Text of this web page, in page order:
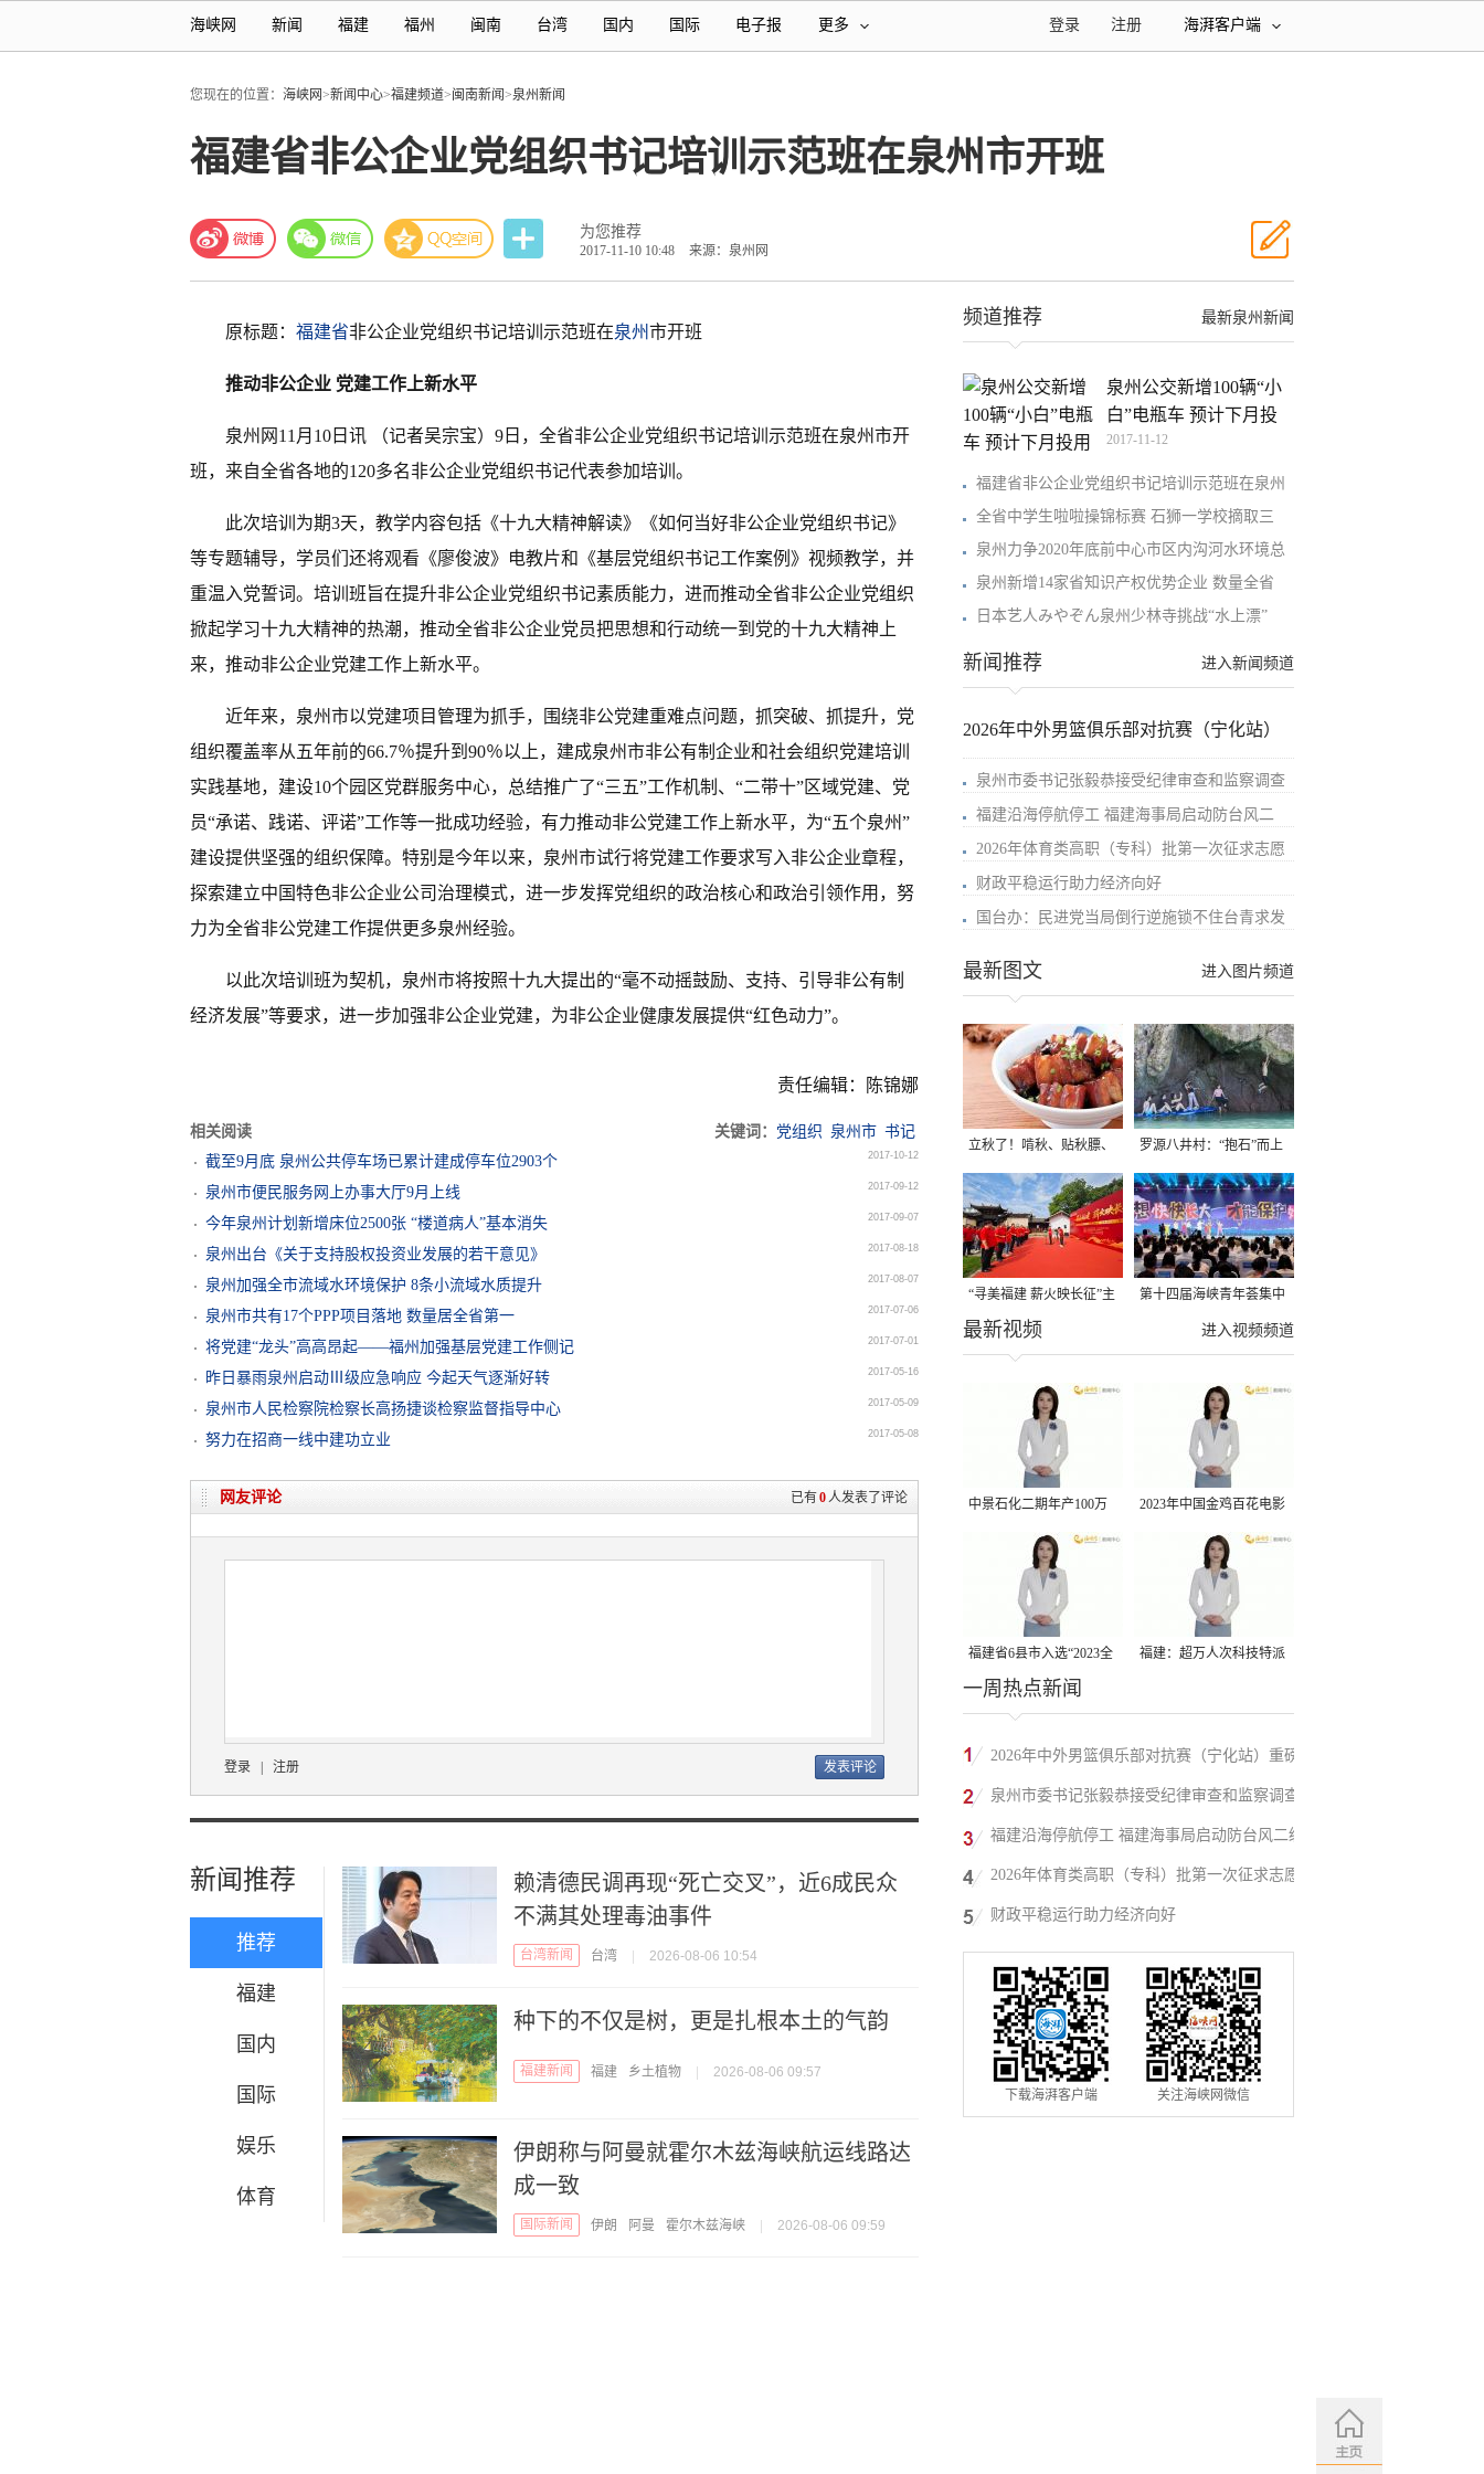
海峡网 新闻 福建 福州 闽南 台湾 国内 国际 电子报 更多 海湃客户端
注册
登录
您现在的位置： 海峡网>新闻中心>福建频道>闽南新闻>泉州新闻
福建省非公企业党组织书记培训示范班在泉州市开班
为您推荐
2017-11-10 10:48 来源：泉州网
原标题： 福建省非公企业党组织书记培训示范班在泉州市开班
推动非公企业 党建工作上新水平
泉州网11月10日讯 （记者吴宗宝）9日，全省非公企业党组织书记培训示范班在泉州市开
班，来自全省各地的120多名非公企业党组织书记代表参加培训。
此次培训为期3天，教学内容包括《十九大精神解读》《如何当好非公企业党组织书记》
等专题辅导，学员们还将观看《廖俊波》电教片和《基层党组织书记工作案例》视频教学，并
重温入党誓词。培训班旨在提升非公企业党组织书记素质能力，进而推动全省非公企业党组织
掀起学习十九大精神的热潮，推动全省非公企业党员把思想和行动统一到党的十九大精神上
来，推动非公企业党建工作上新水平。
近年来，泉州市以党建项目管理为抓手，围绕非公党建重难点问题，抓突破、抓提升，党
组织覆盖率从五年前的66.7％提升到90％以上，建成泉州市非公有制企业和社会组织党建培训
实践基地，建设10个园区党群服务中心，总结推广了“三五”工作机制、“二带十”区域党建、党
员“承诺、践诺、评诺”工作等一批成功经验，有力推动非公党建工作上新水平，为“五个泉州”
建设提供坚强的组织保障。特别是今年以来，泉州市试行将党建工作要求写入非公企业章程，
探索建立中国特色非公企业公司治理模式，进一步发挥党组织的政治核心和政治引领作用，努
力为全省非公党建工作提供更多泉州经验。
以此次培训班为契机，泉州市将按照十九大提出的“毫不动摇鼓励、支持、引导非公有制
经济发展”等要求，进一步加强非公企业党建，为非公企业健康发展提供“红色动力”。
责任编辑：陈锦娜
相关阅读 关键词： 党组织 泉州市 书记
截至9月底 泉州公共停车场已累计建成停车位2903个
2017-10-12
泉州市便民服务网上办事大厅9月上线 2017-09-12
今年泉州计划新增床位2500张 “楼道病人”基本消失 2017-09-07
泉州出台《关于支持股权投资业发展的若干意见》 2017-08-18
泉州加强全市流域水环境保护 8条小流域水质提升 2017-08-07
泉州市共有17个PPP项目落地 数量居全省第一 2017-07-06
将党建“龙头”高高昂起——福州加强基层党建工作侧记 2017-07-01
昨日暴雨泉州启动Ⅲ级应急响应 今起天气逐渐好转 2017-05-16
泉州市人民检察院检察长高扬捷谈检察监督指导中心 2017-05-09
努力在招商一线中建功立业 2017-05-08
已有0人发表了评论
网友评论
登录 注册
新闻推荐
推荐
福建
国内
国际
娱乐
体育
赖清德民调再现“死亡交叉”，近6成民众
不满其处理毒油事件
台湾新闻 台湾 2026-08-06 10:54
种下的不仅是树，更是扎根本土的气韵
福建新闻 福建 乡土植物 2026-08-06 09:57
伊朗称与阿曼就霍尔木兹海峡航运线路达
成一致
国际新闻 伊朗 阿曼 霍尔木兹海峡 2026-08-06 09:59
最新泉州新闻
频道推荐
泉州公交新增100辆“小
白”电瓶车 预计下月投
2017-11-12
福建省非公企业党组织书记培训示范班在泉州
全省中学生啦啦操锦标赛 石狮一学校摘取三
泉州力争2020年底前中心市区内沟河水环境总
泉州新增14家省知识产权优势企业 数量全省
日本艺人みやぞん泉州少林寺挑战“水上漂”
进入新闻频道
新闻推荐
2026年中外男篮俱乐部对抗赛（宁化站）
泉州市委书记张毅恭接受纪律审查和监察调查
福建沿海停航停工 福建海事局启动防台风二
2026年体育类高职（专科）批第一次征求志愿
财政平稳运行助力经济向好
国台办：民进党当局倒行逆施锁不住台青求发
进入图片频道
最新图文
立秋了！啃秋、贴秋膘、
晒秋，福建人这样过才够
味→
罗源八井村：“抱石”而上
“寻美福建 薪火映长征”主
题活动在龙岩长汀启动
第十四届海峡青年荟集中
阶段活动在福州举行
进入视频频道
最新视频
中景石化二期年产100万
吨丙烷脱氢项目建成中交
2023年中国金鸡百花电影
节有福电影巡展31日启动
福建省6县市入选“2023全
国县域发展潜力百强县”
福建：超万人次科技特派
一周热点新闻
2026年中外男篮俱乐部对抗赛（宁化站）重磅
来袭！抢票通道即将开启→
泉州市委书记张毅恭接受纪律审查和监察调查
福建沿海停航停工 福建海事局启动防台风二级
应急响应
2026年体育类高职（专科）批第一次征求志愿
填报
财政平稳运行助力经济向好
下载海湃客户端 关注海峡网微信